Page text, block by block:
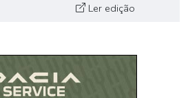
Ler edição